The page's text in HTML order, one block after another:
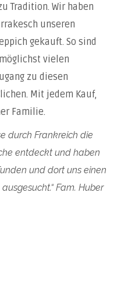
Tradition. Wir haben
unseren
gekauft. So sind
vielen
zu diesen
Mit jedem Kauf,
Familie.
durch Frankreich die
entdeckt und haben
und dort uns einen
Fam. Huber